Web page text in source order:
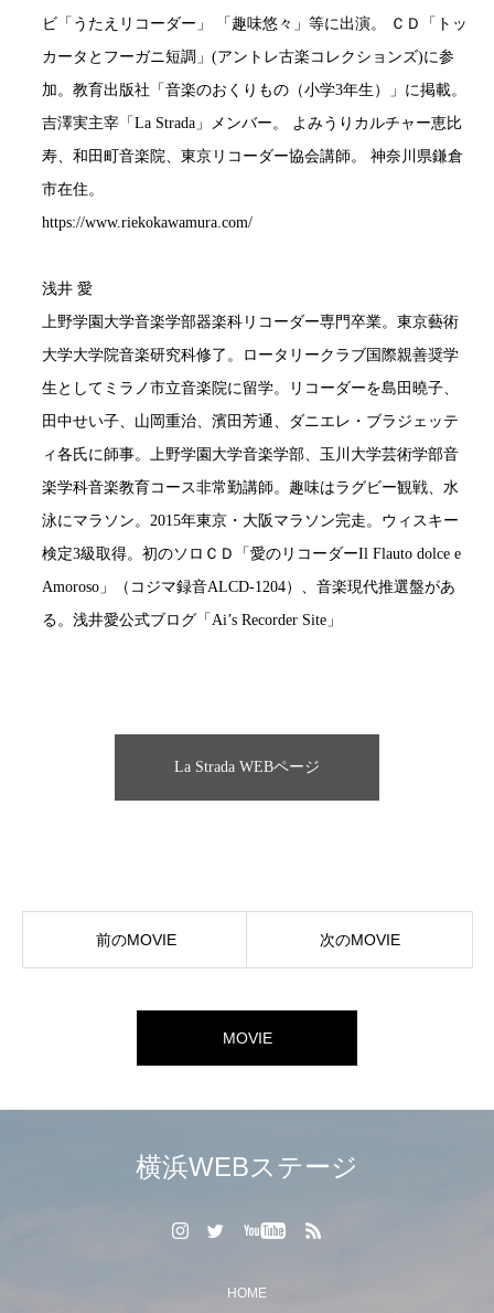
ビ「うたえリコーダー」 「趣味悠々」等に出演。 ＣＤ「トッ
カータとフーガニ短調」(アントレ古楽コレクションズ)に参
加。教育出版社「音楽のおくりもの（小学3年生）」に掲載。
吉澤実主宰「La Strada」メンバー。 よみうりカルチャー恵比
寿、和田町音楽院、東京リコーダー協会講師。 神奈川県鎌倉
市在住。
https://www.riekokawamura.com/
浅井 愛
上野学園大学音楽学部器楽科リコーダー専門卒業。東京藝術
大学大学院音楽研究科修了。ロータリークラブ国際親善奨学
生としてミラノ市立音楽院に留学。リコーダーを島田曉子、
田中せい子、山岡重治、濱田芳通、ダニエレ・ブラジェッテ
ィ各氏に師事。上野学園大学音楽学部、玉川大学芸術学部音
楽学科音楽教育コース非常勤講師。趣味はラグビー観戦、水
泳にマラソン。2015年東京・大阪マラソン完走。ウィスキー
検定3級取得。初のソロＣＤ「愛のリコーダーIl Flauto dolce e
Amoroso」（コジマ録音ALCD-1204）、音楽現代推選盤があ
る。浅井愛公式ブログ「Ai’s Recorder Site」
La Strada WEBページ
前のMOVIE 次のMOVIE
MOVIE
横浜WEBステージ
HOME